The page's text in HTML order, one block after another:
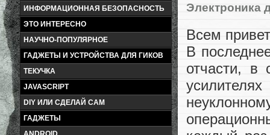
ИНФОРМАЦИОННАЯ БЕЗОПАСНОСТЬ
ЭТО ИНТЕРЕСНО
НАУЧНО-ПОПУЛЯРНОЕ
ГАДЖЕТЫ И УСТРОЙСТВА ДЛЯ ГИКОВ
ТЕКУЧКА
JAVASCRIPT
DIY ИЛИ СДЕЛАЙ САМ
ГАДЖЕТЫ
Электроника
Всем
В
отчасти, в